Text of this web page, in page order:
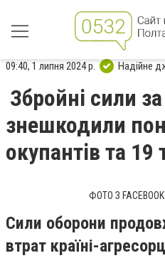
09:40, 1 липня 2024 р. Надійне
Збройні сили
знешкодили
окупантів та 19
ФОТО З
Сили оборони
втрат країні-